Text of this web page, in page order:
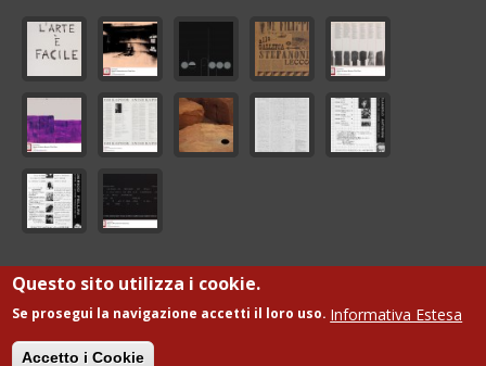
© Fondazione Giorgio De Marchis Onlus
Questo sito utilizza i cookie.
Se prosegui la navigazione accetti il loro uso. Informativa Estesa
Accetto i Cookie